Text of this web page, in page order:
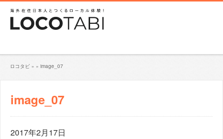
ロコタビ » » image_07
image_07
2017年2月17日